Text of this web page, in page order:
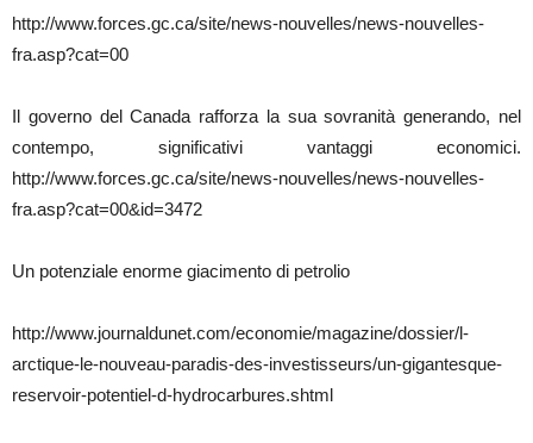
http://www.forces.gc.ca/site/news-nouvelles/news-nouvelles-
fra.asp?cat=00
Il governo del Canada rafforza la sua sovranità generando, nel
contempo, significativi vantaggi economici.
http://www.forces.gc.ca/site/news-nouvelles/news-nouvelles-
fra.asp?cat=00&id=3472
Un potenziale enorme giacimento di petrolio
http://www.journaldunet.com/economie/magazine/dossier/l-
arctique-le-nouveau-paradis-des-investisseurs/un-gigantesque-
reservoir-potentiel-d-hydrocarbures.shtml